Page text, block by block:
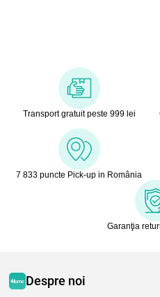
Transport gratuit peste 999 lei
7 833 puncte Pick-up in România
Garanţia
Despre noi